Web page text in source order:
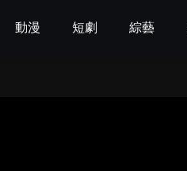
動漫 短劇 綜藝